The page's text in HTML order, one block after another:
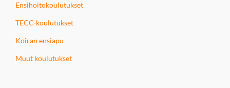
Ensihoitokoulutukset
TECC-koulutukset
Koiran ensiapu
Muut koulutukset